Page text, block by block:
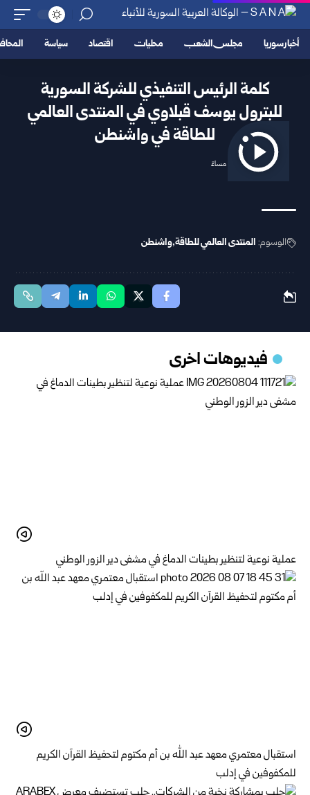
أخبار سوريا مجلس الشعب محليات اقتصاد سياسة
كلمة الرئيس التنفيذي للشركة السورية
للبترول يوسف قبلاوي في المنتدى العالمي
للطاقة في واشنطن
2026/06/10 1:16 مساءً
الوسوم: المنتدى العالمي للطاقة واشنطن
فيديوهات اخرى
عملية نوعية لتنظير بطينات الدماغ في مشفى دير الزور الوطني
استقبال معتمري معهد عبد الله بن أم مكتوم لتحفيظ القرآن الكريم
للمكفوفين في إدلب